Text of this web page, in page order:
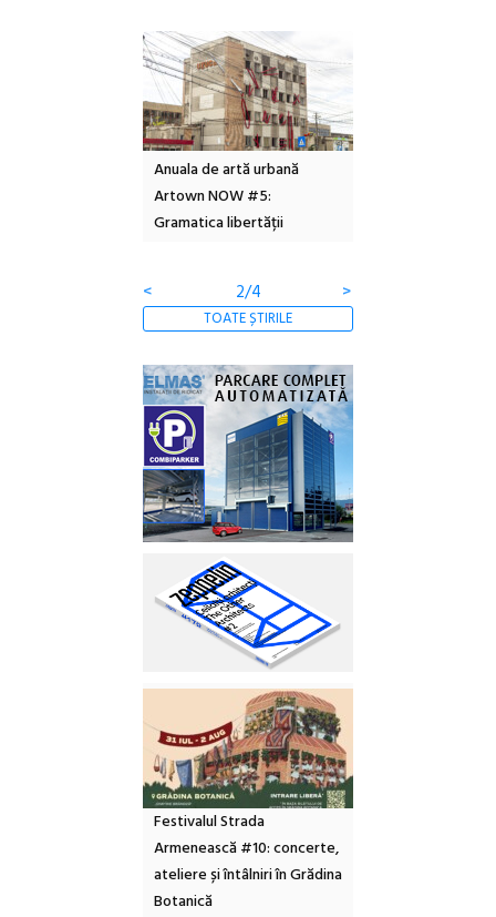
Anuala de artă urbană
Artown NOW #5:
Gramatica libertății
< 2/4 >
TOATE ȘTIRILE
Festivalul Strada
Armenească #10: concerte,
ateliere și întâlniri în Grădina
Botanică